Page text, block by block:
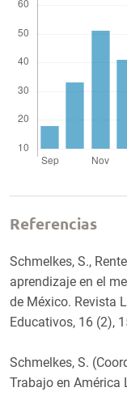
Referencias
Schmelkes, S.,
aprendizaje en el
de México. Revista
Educativos, 16 (2),
Schmelkes, S.
Trabajo en América